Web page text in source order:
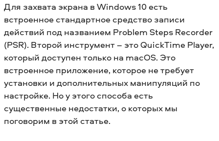
Для захвата экрана в Windows 10 есть
встроенное стандартное средство записи
действий под названием Problem Steps Recorder
(PSR). Второй инструмент – это QuickTime Player,
который доступен только на macOS. Это
встроенное приложение, которое не требует
установки и дополнительных манипуляций по
настройке. Но у этого способа есть
существенные недостатки, о которых мы
поговорим в этой статье.